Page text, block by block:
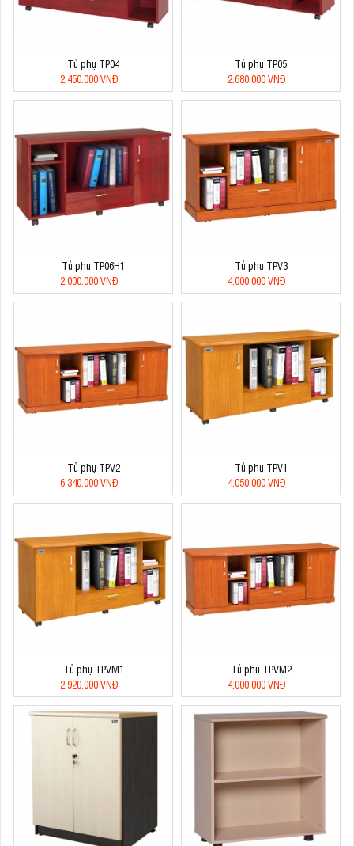
Tủ phụ TP04
2.450.000 VNĐ
Tủ phụ TP05
2.680.000 VNĐ
Tủ phụ TP06H1
2.000.000 VNĐ
Tủ phụ TPV3
4.000.000 VNĐ
Tủ phụ TPV2
6.340.000 VNĐ
Tủ phụ TPV1
4.050.000 VNĐ
Tủ phụ TPVM1
2.920.000 VNĐ
Tủ phụ TPVM2
4.000.000 VNĐ